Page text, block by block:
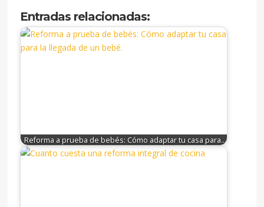
Entradas relacionadas:
Reforma a prueba de bebés: Cómo adaptar tu casa para…